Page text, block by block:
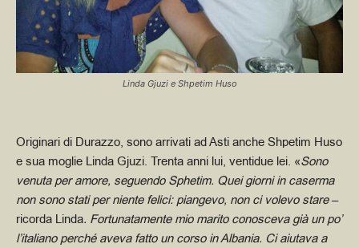
Linda Gjuzi e Shpetim Huso
Originari di Durazzo, sono arrivati ad Asti anche Shpetim Huso
e sua moglie Linda Gjuzi. Trenta anni lui, ventidue lei. «Sono
venuta per amore, seguendo Sphetim. Quei giorni in caserma
non sono stati per niente felici: piangevo, non ci volevo stare–
ricorda Linda. Fortunatamente mio marito conosceva già un po’
l’italiano perché aveva fatto un corso in Albania. Ci aiutava a